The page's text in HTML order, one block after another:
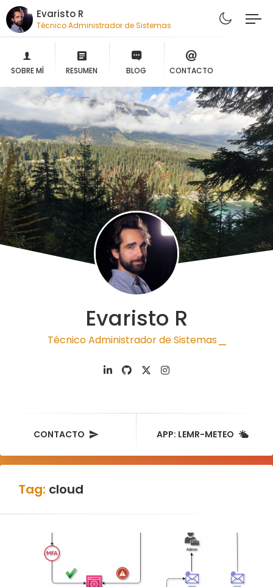
Evaristo R
Técnico Administrador de Sistemas
SOBRE MÍ RESUMEN BLOG CONTACTO
Evaristo R
Técnico Administrador de Sistemas |
CONTACTO APP: LEMR-METEO
Tag: cloud